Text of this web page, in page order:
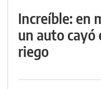
Increíble: en
un auto cayó
riego